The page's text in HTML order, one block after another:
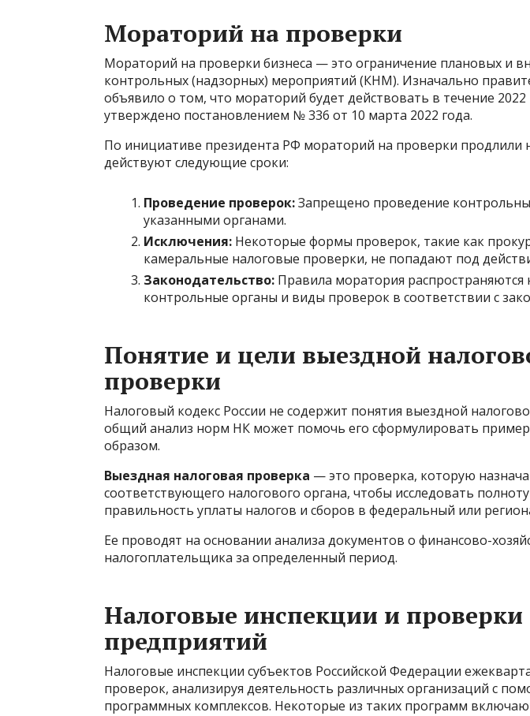
Мораторий на проверки
Мораторий на проверки бизнеса — это ограничение плановых и
контрольных (надзорных) мероприятий (КНМ). Изначально
объявило о том, что мораторий будет действовать в течение
утверждено постановлением № 336 от 10 марта 2022 года.
По инициативе президента РФ мораторий на проверки продлили
действуют следующие сроки:
Проведение проверок:Запрещено проведение
указанными органами.
Исключения: Некоторые формы проверок, такие как
камеральные налоговые проверки, не попадают под
Законодательство: Правила моратория
контрольные органы и виды проверок в соответствии с
Понятие и цели выездной
проверки
Налоговый кодекс России не содержит понятия выездной
общий анализ норм НК может помочь его сформулировать
образом.
Выездная налоговая проверка — это проверка, которую
соответствующего налогового органа, чтобы исследовать
правильность уплаты налогов и сборов в федеральный или
Ее проводят на основании анализа документов о финансово-
налогоплательщика за определенный период.
Налоговые инспекции и проверки
предприятий
Налоговые инспекции субъектов Российской Федерации
проверок, анализируя деятельность различных организаций с
программных комплексов. Некоторые из таких программ